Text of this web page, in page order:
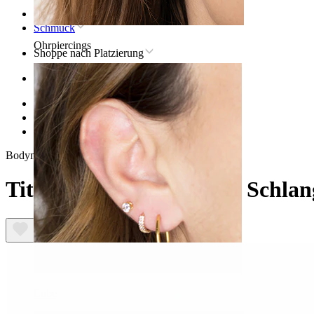
Ohrpiercings
Startseite
Schmuck
Shoppe nach Platzierung
Ohr
Helix
Titan-helix-piercingschmuck
Titan-Labret mit kleiner Schlange
Bodymod Trend
Titan-Labret mit kleiner